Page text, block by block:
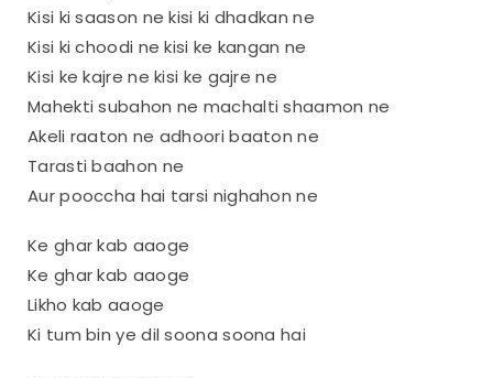
Kisi ki saason ne kisi ki dhadkan ne
Kisi ki choodi ne kisi ke kangan ne
Kisi ke kajre ne kisi ke gajre ne
Mahekti subahon ne machalti shaamon ne
Akeli raaton ne adhoori baaton ne
Tarasti baahon ne
Aur pooccha hai tarsi nighahon ne
Ke ghar kab aaoge
Ke ghar kab aaoge
Likho kab aaoge
Ki tum bin ye dil soona soona hai